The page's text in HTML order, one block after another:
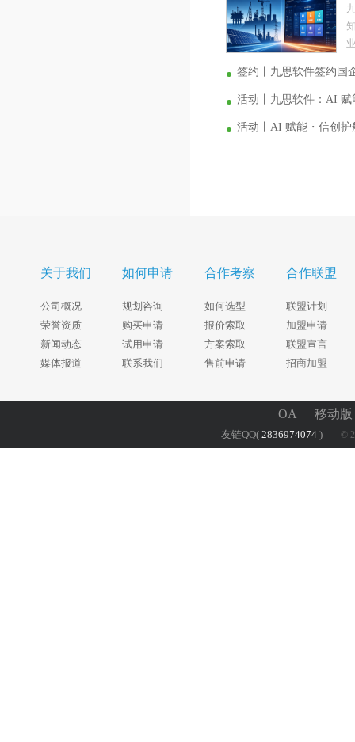
签约丨九思软件签约国
活动丨九思软件：AI
活动丨AI 赋能・信创
关于我们
公司概况
荣誉资质
新闻动态
媒体报道
如何申请
规划咨询
购买申请
试用申请
联系我们
合作考察
如何选型
报价索取
方案索取
售前申请
合作联盟
联盟计划
加盟申请
联盟宣言
招商加盟
OA | 移动
友链QQ( 2836974074 ) ©